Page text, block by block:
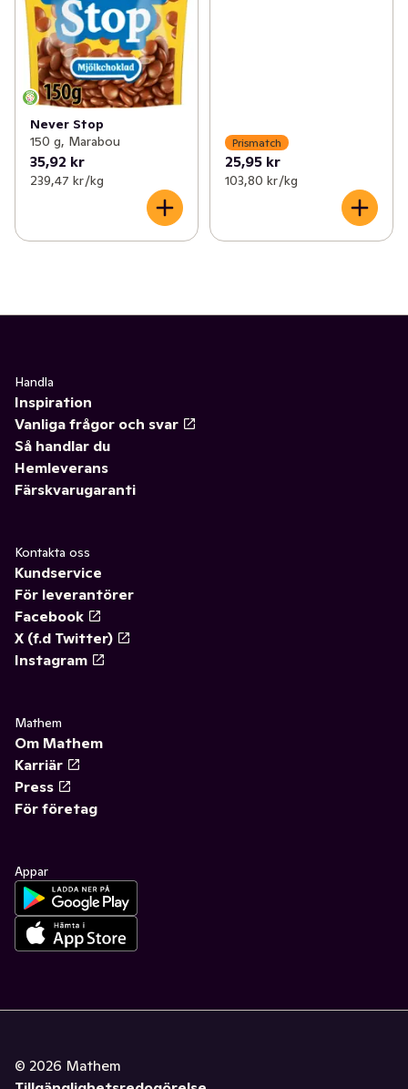
Never Stop
150 g, Marabou
35,92 kr
239,47 kr /kg
Prismatch
25,95 kr
103,80 kr /kg
Handla
Inspiration
Vanliga frågor och svar
Så handlar du
Hemleverans
Färskvarugaranti
Kontakta oss
Kundservice
För leverantörer
Facebook
X (f.d Twitter)
Instagram
Mathem
Om Mathem
Karriär
Press
För företag
Appar
© 2026 Mathem